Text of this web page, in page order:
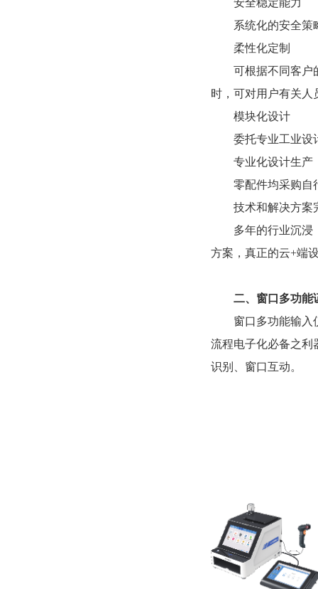
安全稳定能力
系统化的安全策
柔性化定制
可根据不同客户
时，可对用户有关人
模块化设计
委托专业工业设
专业化设计生产
零配件均采购自
技术和解决方案
多年的行业沉浸
方案，真正的云+端
二、窗口多功能
窗口多功能输入
流程电子化必备之利
识别、窗口互动。